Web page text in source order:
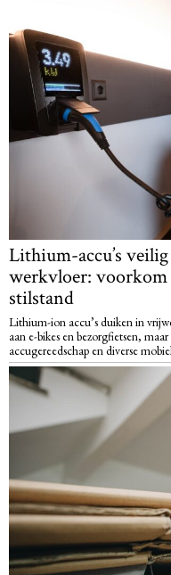
Lithium-accu’s
werkvloer:
stilstand
Lithium-ion accu’s duiken in
aan e-bikes en bezorgfietsen,
accugereedschap en diverse